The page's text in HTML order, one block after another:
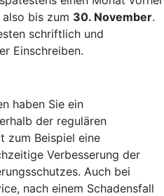
bis zum 30. November.
schriftlich und
Einschreiben.
haben Sie ein
der regulären
zum Beispiel eine
Verbesserung der
Auch bei
nach einem Schadensfall